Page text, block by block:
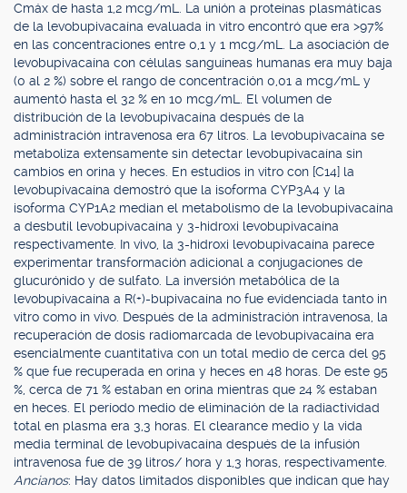
Cmáx de hasta 1,2 mcg/mL. La unión a proteínas plasmáticas
de la levobupivacaína evaluada in vitro encontró que era >97%
en las concentraciones entre 0,1 y 1 mcg/mL. La asociación de
levobupivacaína con células sanguíneas humanas era muy baja
(0 al 2 %) sobre el rango de concentración 0,01 a mcg/mL y
aumentó hasta el 32 % en 10 mcg/mL. El volumen de
distribución de la levobupivacaína después de la
administración intravenosa era 67 litros. La levobupivacaína se
metaboliza extensamente sin detectar levobupivacaína sin
cambios en orina y heces. En estudios in vitro con [C14] la
levobupivacaína demostró que la isoforma CYP3A4 y la
isoforma CYP1A2 median el metabolismo de la levobupivacaína
a desbutil levobupivacaína y 3-hidroxi levobupivacaína
respectivamente. In vivo, la 3-hidroxi levobupivacaína parece
experimentar transformación adicional a conjugaciones de
glucurónido y de sulfato. La inversión metabólica de la
levobupivacaína a R(+)-bupivacaína no fue evidenciada tanto in
vitro como in vivo. Después de la administración intravenosa, la
recuperación de dosis radiomarcada de levobupivacaína era
esencialmente cuantitativa con un total medio de cerca del 95
% que fue recuperada en orina y heces en 48 horas. De este 95
%, cerca de 71 % estaban en orina mientras que 24 % estaban
en heces. El período medio de eliminación de la radiactividad
total en plasma era 3,3 horas. El clearance medio y la vida
media terminal de levobupivacaína después de la infusión
intravenosa fue de 39 litros/ hora y 1,3 horas, respectivamente.
Ancianos: Hay datos limitados disponibles que indican que hay